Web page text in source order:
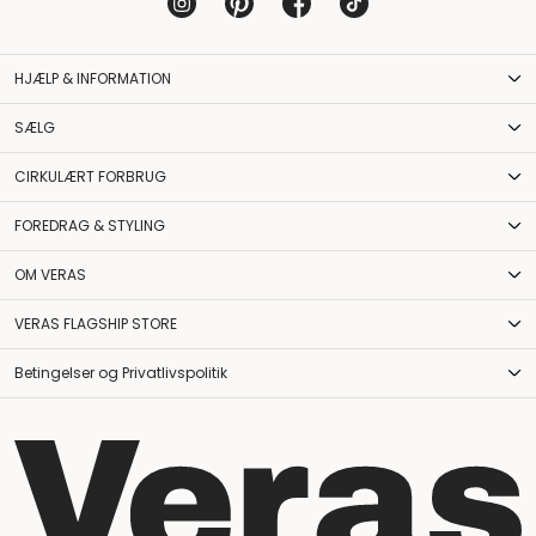
HJÆLP & INFORMATION
SÆLG
CIRKULÆRT FORBRUG
FOREDRAG & STYLING
OM VERAS
VERAS FLAGSHIP STORE
Betingelser og Privatlivspolitik